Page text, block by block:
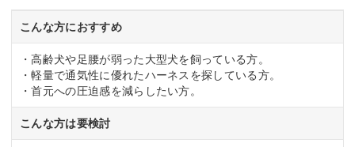
こんな方におすすめ
・高齢犬や足腰が弱った大型犬を飼っている方。
・軽量で通気性に優れたハーネスを探している方。
・首元への圧迫感を減らしたい方。
こんな方は要検討